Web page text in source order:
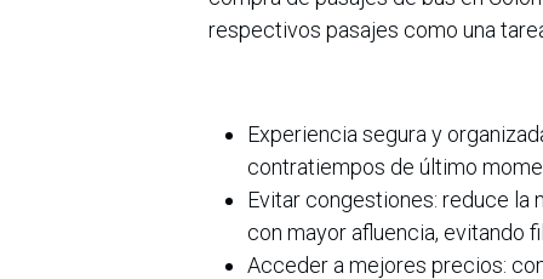
respectivos pasajes como una
Experiencia segura y
contratiempos de último
Evitar congestiones: reduce la
con mayor afluencia, evitando
Acceder a mejores precios: